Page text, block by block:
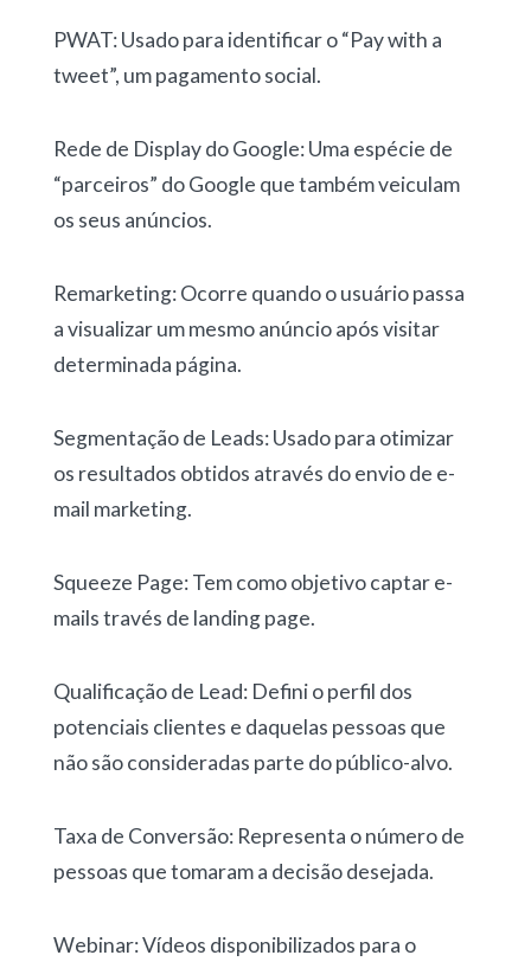
PWAT: Usado para identificar o “Pay with a
tweet”, um pagamento social.
Rede de Display do Google: Uma espécie de
“parceiros” do Google que também veiculam
os seus anúncios.
Remarketing: Ocorre quando o usuário passa
a visualizar um mesmo anúncio após visitar
determinada página.
Segmentação de Leads: Usado para otimizar
os resultados obtidos através do envio de e-
mail marketing.
Squeeze Page: Tem como objetivo captar e-
mails través de landing page.
Qualificação de Lead: Defini o perfil dos
potenciais clientes e daquelas pessoas que
não são consideradas parte do público-alvo.
Taxa de Conversão: Representa o número de
pessoas que tomaram a decisão desejada.
Webinar: Vídeos disponibilizados para o